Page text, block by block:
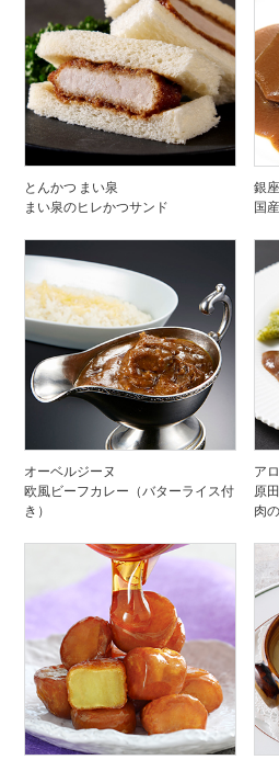
とんかつ まい泉
まい泉のヒレかつサンド
銀
国
オーベルジーヌ
欧風ビーフカレー（バターライス付
き）
ア
原
肉